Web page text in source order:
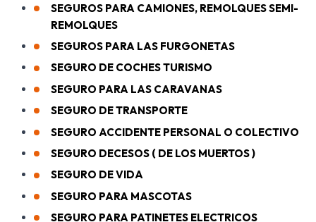
SEGUROS PARA CAMIONES, REMOLQUES SEMI-
REMOLQUES
SEGUROS PARA LAS FURGONETAS
SEGURO DE COCHES TURISMO
SEGURO PARA LAS CARAVANAS
SEGURO DE TRANSPORTE
SEGURO ACCIDENTE PERSONAL O COLECTIVO
SEGURO DECESOS ( DE LOS MUERTOS )
SEGURO DE VIDA
SEGURO PARA MASCOTAS
SEGURO PARA PATINETES ELECTRICOS